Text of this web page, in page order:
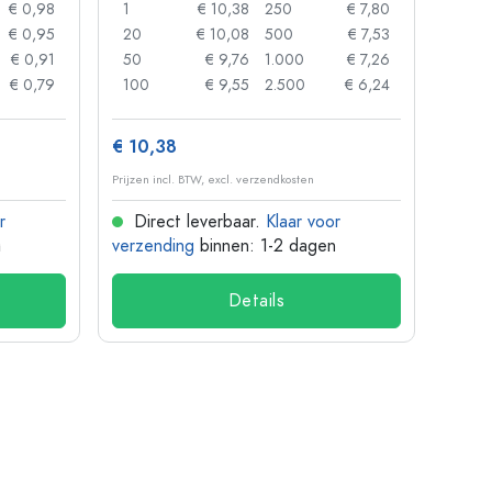
€ 0,98
€ 0,95
€ 0,91
€ 0,79
1
€ 10,38
20
€ 10,08
50
€ 9,76
100
€ 9,55
250
€ 7,80
500
€ 7,53
1.000
€ 7,26
2.500
€ 6,24
€ 10,38
Prijzen incl. BTW, excl. verzendkosten
Direct leverbaar. Klaar voor
verzending binnen: 1-2 dagen
Details